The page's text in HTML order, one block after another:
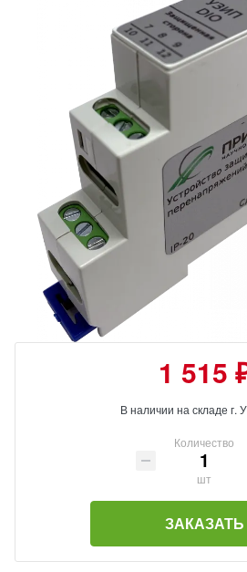
1 515
В наличии на складе г.
Количество
шт
ЗАКАЗАТЬ